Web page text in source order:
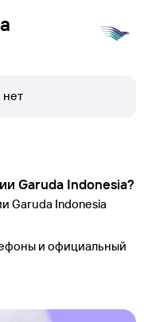
нет
Garuda Indonesia?
Garuda Indonesia
и официальный